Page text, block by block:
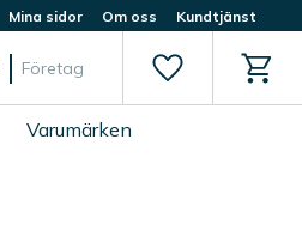
Mina sidor Om oss Kundtjänst
Företag Favoriter
Varumärken